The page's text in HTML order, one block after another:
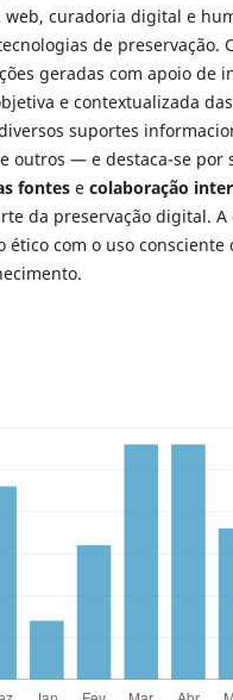
curadoria digital e
de preservação.
geradas com apoio de
e contextualizada
suportes
outros — e destaca-se por
fontes e colaboração
da preservação digital.
ético com o uso consciente